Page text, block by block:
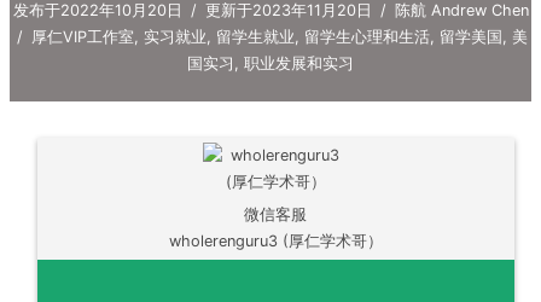
发布于2022年10月20日 / 更新于2023年11月20日 / 陈航 Andrew Chen
/ 厚仁VIP工作室, 实习就业, 留学生就业, 留学生心理和生活, 留学美国 , 美
国实习 , 职业发展和实习
微信客服
wholerenguru3 (厚仁学术哥）